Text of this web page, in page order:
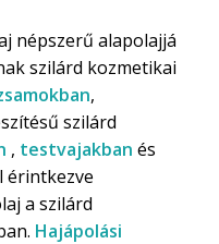
népszerű alapolajjá
szilárd kozmetikai
,
szilárd
, testvajakban és
érintkezve
a szilárd
Hajápolási